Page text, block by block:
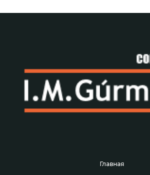
Главная
Merrild
Доминиканский в зернах